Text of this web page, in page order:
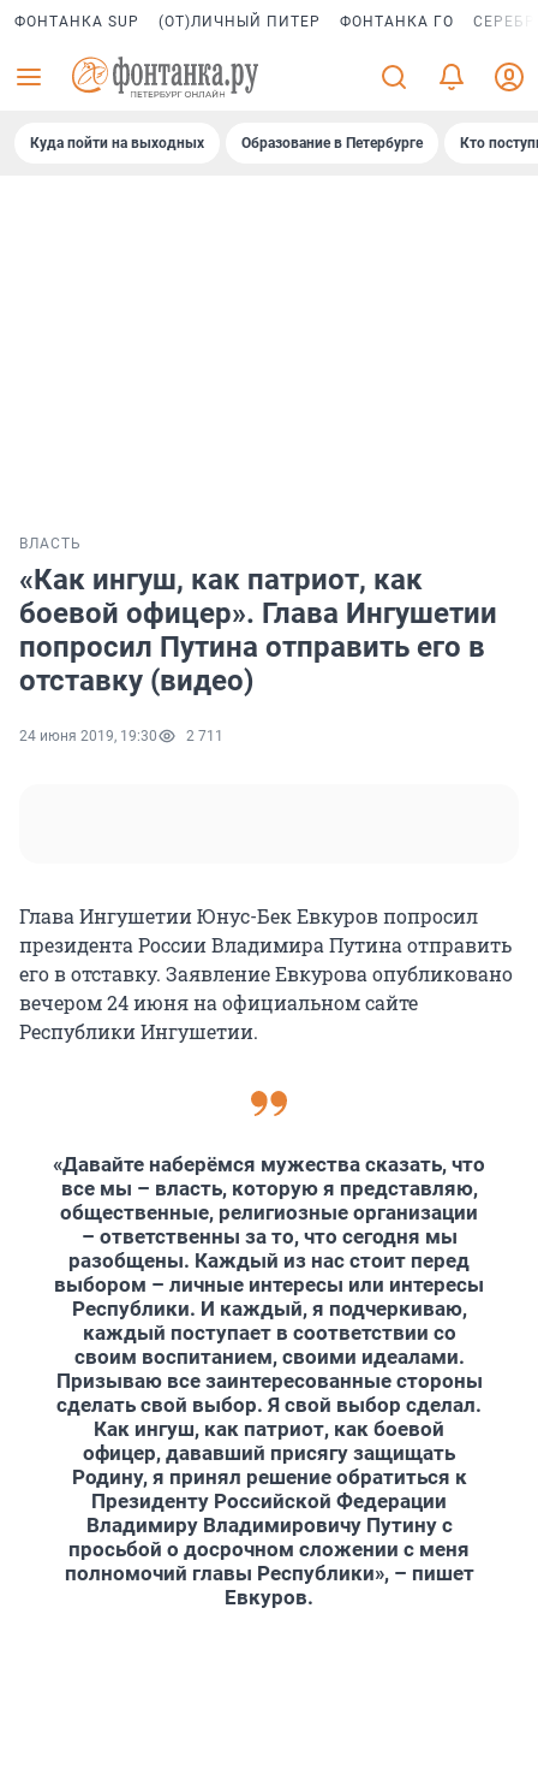
ФОНТАНКА SUP (ОТ)ЛИЧНЫЙ ПИТЕР ФОНТАНКА ГО
Куда пойти на выходных Образование в Петербурге Кто
ВЛАСТЬ
«Как ингуш, как патриот, как
боевой офицер». Глава Ингушетии
попросил Путина отправить его в
отставку (видео)
24 июня 2019, 19:30 2 711
Глава Ингушетии Юнус-Бек Евкуров попросил
президента России Владимира Путина отправить
его в отставку. Заявление Евкурова опубликовано
вечером 24 июня на официальном сайте
Республики Ингушетии.
«Давайте наберёмся мужества сказать, что
все мы – власть, которую я представляю,
общественные, религиозные организации
– ответственны за то, что сегодня мы
разобщены. Каждый из нас стоит перед
выбором – личные интересы или интересы
Республики. И каждый, я подчеркиваю,
каждый поступает в соответствии со
своим воспитанием, своими идеалами.
Призываю все заинтересованные стороны
сделать свой выбор. Я свой выбор сделал.
Как ингуш, как патриот, как боевой
офицер, дававший присягу защищать
Родину, я принял решение обратиться к
Президенту Российской Федерации
Владимиру Владимировичу Путину с
просьбой о досрочном сложении с меня
полномочий главы Республики», – пишет
Евкуров.